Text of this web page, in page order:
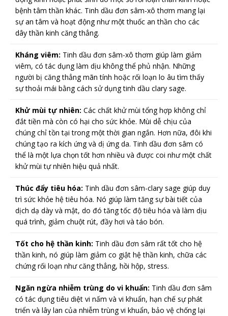
bệnh tâm thần khác. Tinh dầu đơn sâm-xô thơm mang lại
sự an tâm và hoạt động như một thuốc an thần cho các
dây thần kinh căng thẳng.
Kháng viêm: Tinh dầu đơn sâm-xô thơm giúp làm giảm
viêm, có tác dụng làm dịu không thể phủ nhận. Những
người bị căng thẳng mãn tính hoặc rối loạn lo âu tìm thấy
sự thoải mái bằng cách sử dụng tinh dầu clary sage.
Khử mùi tự nhiên: Các chất khử mùi tổng hợp không chỉ
đắt tiền mà còn có hại cho sức khỏe. Mùi dễ chịu của
chúng chỉ tồn tại trong một thời gian ngắn. Hơn nữa, đôi khi
chúng tạo ra kích ứng và dị ứng da. Tinh dầu đơn sâm có
thể là một lựa chọn tốt hơn nhiều và được coi như một chất
khử mùi tự nhiên hiệu quả nhất.
Thúc đẩy tiêu hóa: Tinh dầu đơn sâm-clary sage giúp duy
trì sức khỏe hệ tiêu hóa. Nó giúp làm tăng sự bài tiết của
dịch dạ dày và mật, do đó tăng tốc độ tiêu hóa và làm dịu
quá trình, giảm chuột rút, đầy hơi và táo bón.
Tốt cho hệ thần kinh: Tinh dầu đơn sâm rất tốt cho hệ
thần kinh, nó giúp làm giảm co giật hệ thần kinh, chữa các
chứng rối loạn như căng thẳng, hồi hộp, stress.
Ngăn ngừa nhiễm trùng do vi khuẩn: Tinh dầu đơn sâm
có tác dụng tiêu diệt vi nấm và vi khuẩn, hạn chế sự phát
triển và lây lan của nhiễm trùng vi khuẩn, bảo vệ chống lại